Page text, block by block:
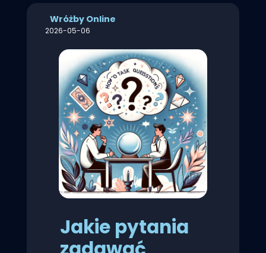
Wróżby Online
2026-05-06
Jakie pytania